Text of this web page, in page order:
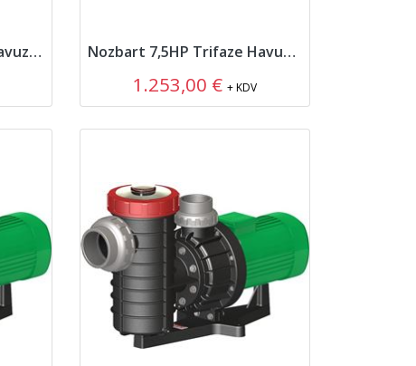
Nozbart 10HP Trifaze Havuz Pompası Nozbart 7,5HP Trifaze Havuz Pompası
1.253,00 €+ KDV